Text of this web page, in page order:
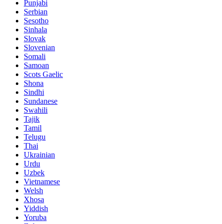
Punjabi
Serbian
Sesotho
Sinhala
Slovak
Slovenian
Somali
Samoan
Scots Gaelic
Shona
Sindhi
Sundanese
Swahili
Tajik
Tamil
Telugu
Thai
Ukrainian
Urdu
Uzbek
Vietnamese
Welsh
Xhosa
Yiddish
Yoruba